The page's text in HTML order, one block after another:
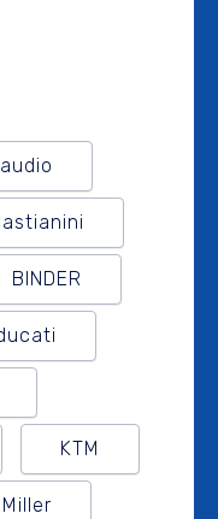
audio
BINDER
KTM
Miller